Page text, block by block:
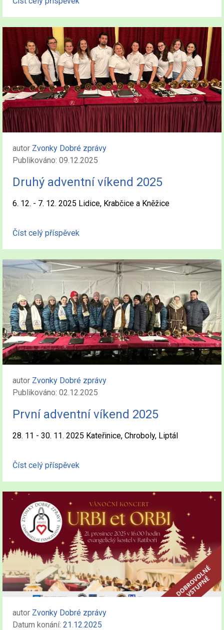
autor Zvonky Dobré zprávy
Publikováno: 09.12.2025
Druhý adventní víkend 2025
6. 12. - 7. 12. 2025 Lidice, Krabčice a Kněžice
Číst celý příspěvek
autor Zvonky Dobré zprávy
Publikováno: 02.12.2025
První adventní víkend 2025
28. 11 - 30. 11. 2025 Kateřinice, Chroboly, Liptál
Číst celý příspěvek
autor Zvonky Dobré zprávy
Datum konání: 21.12.2025